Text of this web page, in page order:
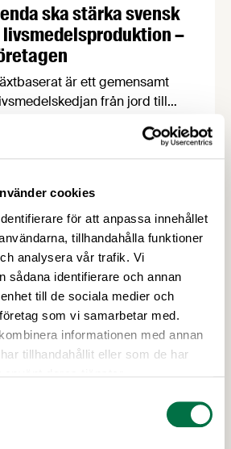
cookies
för att anpassa innehållet
tillhandahålla funktioner
analysera vår trafik. Vi
sådana identifierare och annan
till de sociala medier och
som vi samarbetar med.
informationen med annan
tillhandahållit eller som de har
ska stärka svensk
–
är ett gemensamt
från jord till
livsmedel, öka
och skapa nya jobb och
som vi blir mer robusta"